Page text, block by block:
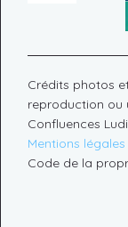
Crédits photos
reproduction ou
Confluences
Mentions légales
Code de la